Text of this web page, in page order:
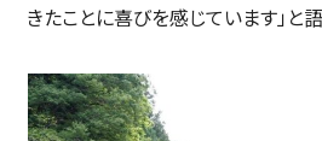
きたことに喜びを感じています」と語